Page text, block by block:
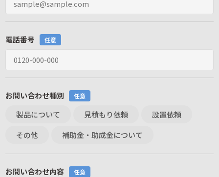
電話番号 任意
お問い合わせ種別 任意
製品について 見積もり依頼
設置依頼
その他
補助金・助成金について
お問い合わせ内容 任意